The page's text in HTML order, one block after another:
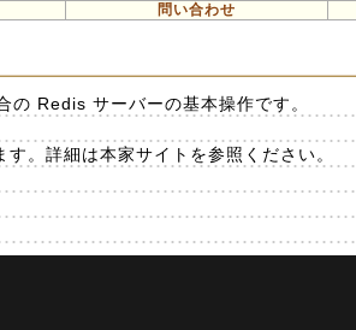
問い合わせ
Redis サーバーの基本操作です。
。詳細は本家サイトを参照ください。